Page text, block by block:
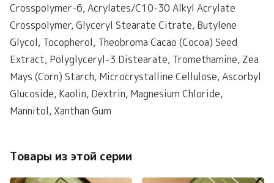
Crosspolymer-6, Acrylates/C10-30 Alkyl Acrylate
Crosspolymer, Glyceryl Stearate Citrate, Butylene
Glycol, Tocopherol, Theobroma Cacao (Cocoa) Seed
Extract, Polyglyceryl-3 Distearate, Tromethamine, Zea
Mays (Corn) Starch, Microcrystalline Cellulose, Ascorbyl
Glucoside, Kaolin, Dextrin, Magnesium Chloride,
Mannitol, Xanthan Gum
Товары из этой серии